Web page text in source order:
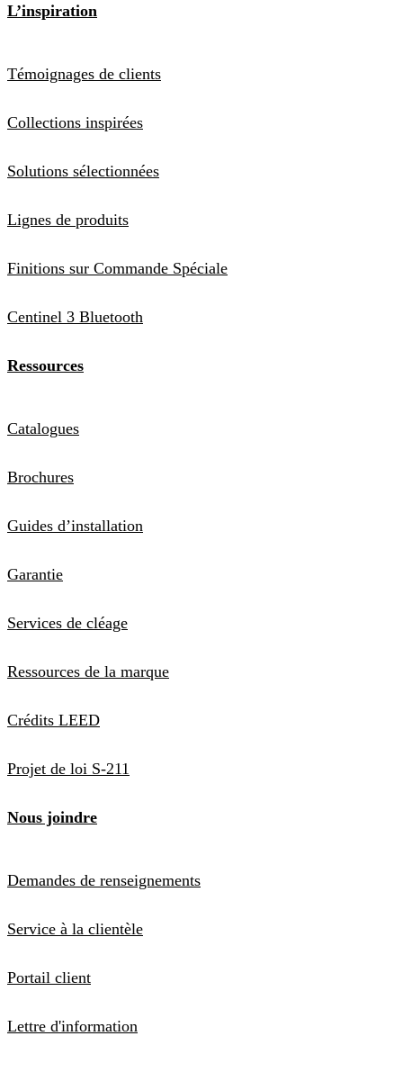
L’inspiration
Témoignages de clients
Collections inspirées
Solutions sélectionnées
Lignes de produits
Finitions sur Commande Spéciale
Centinel 3 Bluetooth
Ressources
Catalogues
Brochures
Guides d’installation
Garantie
Services de cléage
Ressources de la marque
Crédits LEED
Projet de loi S-211
Nous joindre
Demandes de renseignements
Service à la clientèle
Portail client
Lettre d'information